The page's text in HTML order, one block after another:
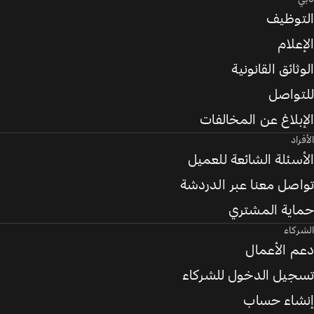
التوظيف
الإعلام
الوثائق القانونية
للتواصل
الإبلاغ عن المخالفات
الأفراد
الأسئلة الشائعة للعميل
تواصل معنا عبر الدردشة
حماية المشتري
الشركاء
دعم الأعمال
تسجيل الدخول للشركاء
إنشاء حساب